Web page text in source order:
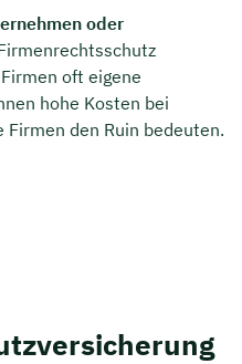
oder
oft eigene
hohe Kosten bei
den Ruin bedeuten.